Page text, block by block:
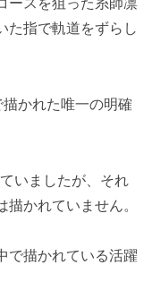
た指で軌道をずらし
かれた唯一の明確
いましたが、それ
かれていません。
で描かれている活躍